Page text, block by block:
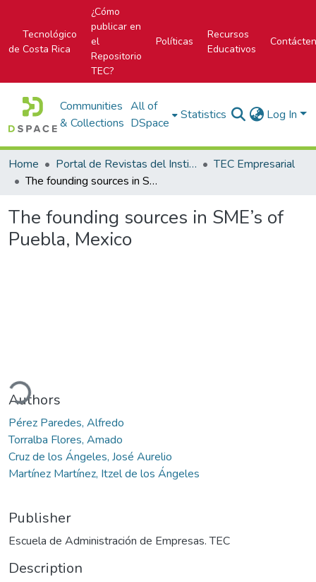
Tecnológico
de Costa Rica
¿Cómo
publicar en
el
Repositorio
TEC?
Políticas
Recursos
Educativos
Communities
& Collections
All of
DSpace
Statistics Log In
Home Portal de Revistas del Instituto Tecnológico de Costa Rica
TEC Empresarial
The founding sources in SME’s of Puebla, Mexico
The founding sources in SME’s of
Puebla, Mexico
Authors
Pérez Paredes, Alfredo
Torralba Flores, Amado
Cruz de los Ángeles, José Aurelio
Martínez Martínez, Itzel de los Ángeles
Publisher
Escuela de Administración de Empresas. TEC
Description